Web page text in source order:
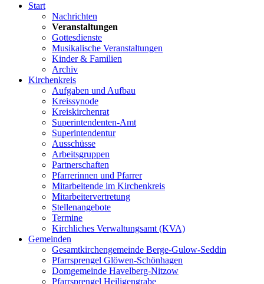
Start
Nachrichten
Veranstaltungen
Gottesdienste
Musikalische Veranstaltungen
Kinder & Familien
Archiv
Kirchenkreis
Aufgaben und Aufbau
Kreissynode
Kreiskirchenrat
Superintendenten-Amt
Superintendentur
Ausschüsse
Arbeitsgruppen
Partnerschaften
Pfarrerinnen und Pfarrer
Mitarbeitende im Kirchenkreis
Mitarbeitervertretung
Stellenangebote
Termine
Kirchliches Verwaltungsamt (KVA)
Gemeinden
Gesamtkirchengemeinde Berge-Gulow-Seddin
Pfarrsprengel Glöwen-Schönhagen
Domgemeinde Havelberg-Nitzow
Pfarrsprengel Heiligengrabe